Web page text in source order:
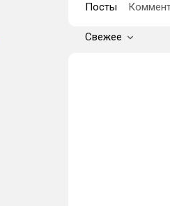
Посты
Свежее